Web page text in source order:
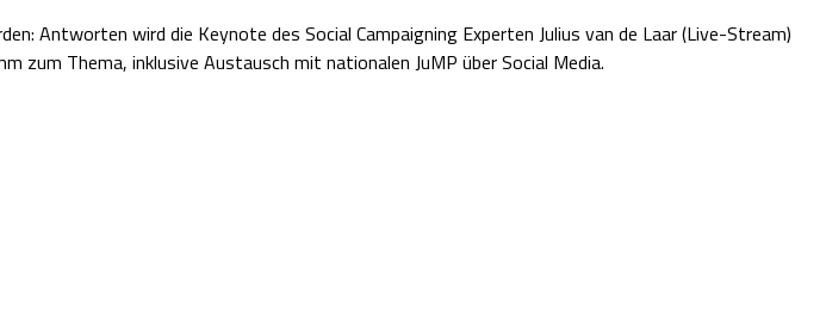
Antworten wird die Keynote des Social Campaigning Experten Julius van de Laar (Live-Stream)
zum Thema, inklusive Austausch mit nationalen JuMP über Social Media.